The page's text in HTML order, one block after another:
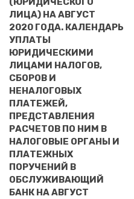
ЛИЦА) НА АВГУСТ
2020 ГОДА. КАЛЕНДАРЬ
УПЛАТЫ
ЮРИДИЧЕСКИМИ
ЛИЦАМИ НАЛОГОВ,
СБОРОВ И
НЕНАЛОГОВЫХ
ПЛАТЕЖЕЙ,
ПРЕДСТАВЛЕНИЯ
РАСЧЕТОВ ПО НИМ В
НАЛОГОВЫЕ ОРГАНЫ И
ПЛАТЕЖНЫХ
ПОРУЧЕНИЙ В
ОБСЛУЖИВАЮЩИЙ
БАНК НА АВГУСТ